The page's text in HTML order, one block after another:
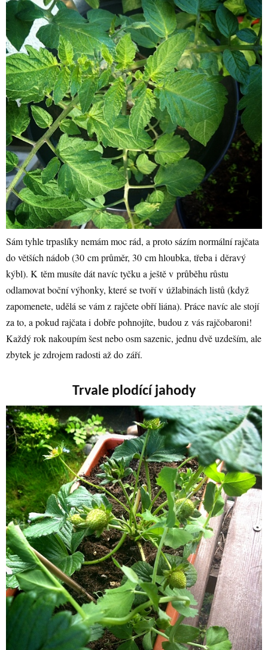
Sám tyhle trpaslíky nemám moc rád, a proto sázím normální rajčata
do větších nádob (30 cm průměr, 30 cm hloubka, třeba i děravý
kýbl). K těm musíte dát navíc tyčku a ještě v průběhu růstu
odlamovat boční výhonky, které se tvoří v úžlabinách listů (když
zapomenete, udělá se vám z rajčete obří liána). Práce navíc ale stojí
za to, a pokud rajčata i dobře pohnojíte, budou z vás rajčobaroni!
Každý rok nakoupím šest nebo osm sazenic, jednu dvě uzdeším, ale
zbytek je zdrojem radosti až do září.
Trvale plodící jahody